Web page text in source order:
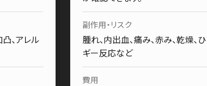
凸、アレル
副作用・リスク
腫れ、内出血、痛み、赤み、乾燥、
ギー反応など
費用